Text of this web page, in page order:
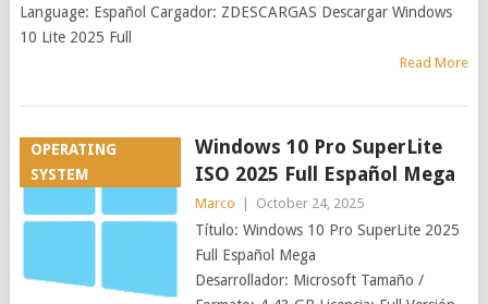
Language: Español Cargador: ZDESCARGAS Descargar Windows
10 Lite 2025 Full
Read More
OPERATING
SYSTEM
Windows 10 Pro SuperLite
ISO 2025 Full Español Mega
Marco October 24, 2025
Título: Windows 10 Pro SuperLite 2025
Full Español Mega
Desarrollador: Microsoft Tamaño /